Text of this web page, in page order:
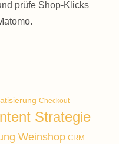
prüfe Shop-Klicks
Checkout
Strategie
Weinshop CRM